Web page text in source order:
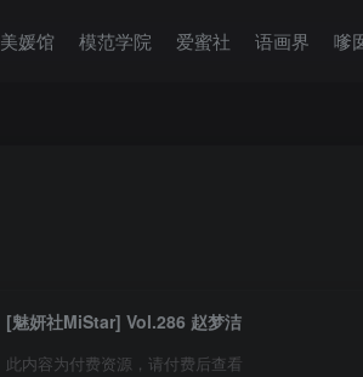
美媛馆 模范学院 爱蜜社 语画界 嗲
[魅妍社MiStar] Vol.286 赵梦洁
此内容为付费资源，请付费后查看